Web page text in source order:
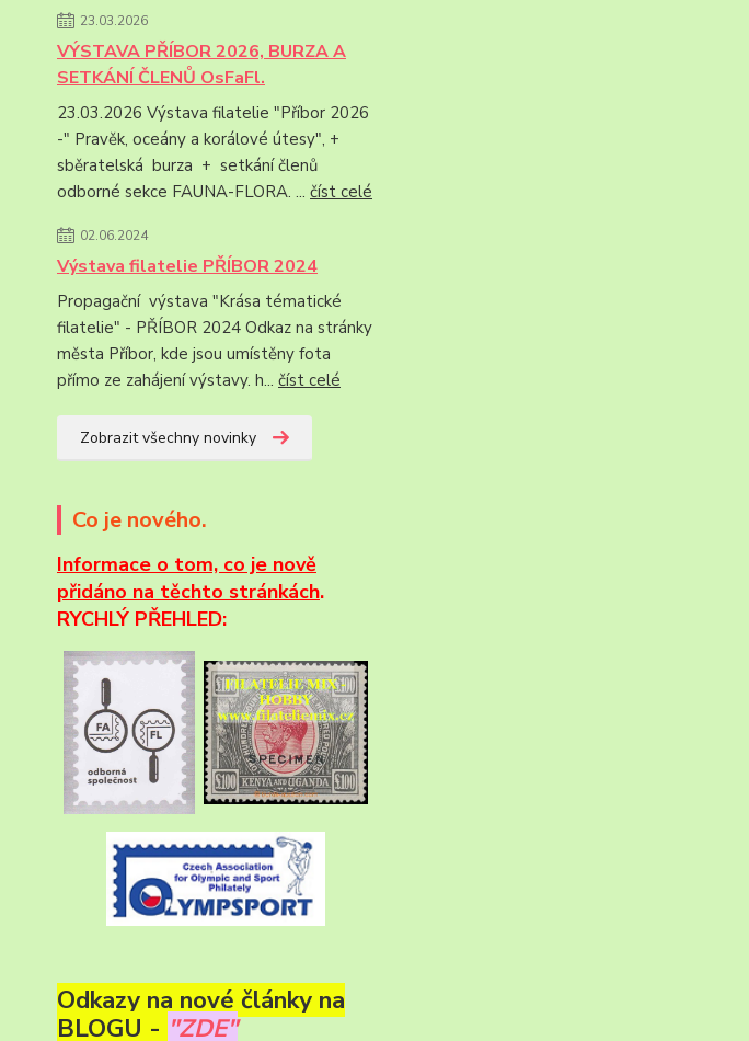
23.03.2026
VÝSTAVA PŘÍBOR 2026, BURZA A
SETKÁNÍ ČLENŮ OsFaFl.
23.03.2026 Výstava filatelie "Příbor 2026
-" Pravěk, oceány a korálové útesy", +
sběratelská burza + setkání členů
odborné sekce FAUNA-FLORA. ... číst celé
02.06.2024
Výstava filatelie PŘÍBOR 2024
Propagační výstava "Krása tématické
filatelie" - PŘÍBOR 2024 Odkaz na stránky
města Příbor, kde jsou umístěny fota
přímo ze zahájení výstavy. h... číst celé
Zobrazit všechny novinky
Co je nového.
Informace o tom, co je nově
přidáno na těchto stránkách.
RYCHLÝ PŘEHLED:
Odkazy na nové články na
BLOGU - "ZDE"